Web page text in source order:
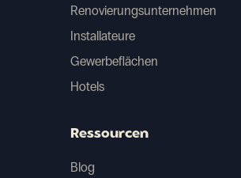
Renovierungsunternehmen
Installateure
Gewerbeflächen
Hotels
Ressourcen
Blog